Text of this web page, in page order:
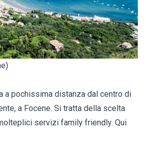
a pochissima distanza dal centro di
a Focene. Si tratta della scelta
servizi family friendly. Qui